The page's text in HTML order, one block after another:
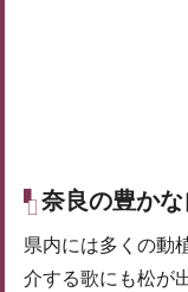
奈良の豊か
県内には多くの動
介する歌にも松が